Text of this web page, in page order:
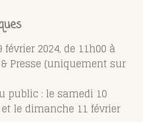
2024, de 11h00 à
Presse (uniquement sur
public : le samedi 10
le dimanche 11 février